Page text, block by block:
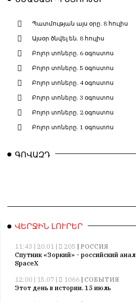
Պատմության այս օրը. 8 հուլիս
Այսօր ծնվել են. 8 հուլիս
Բոլոր տոները. 6 օգոստոս
Բոլոր տոները. 5 օգոստոս
Բոլոր տոները. 4 օգոստոս
Բոլոր տոները. 3 օգոստոս
Բոլոր տոները. 2 օգոստոս
Բոլոր տոները. 1 օգոստոս
ԳՈՎԱԶԴ
ՎԵՐՋԻՆ ԼՈՒՐԵՐ
11:43 | 20.01 | 205 | РОССИЯ
Спутник «Зоркий» - российский
SpaceX
12:00 | 15.07 |
1066 | СОБЫТИЯ
Этот день в истории. 15 июль